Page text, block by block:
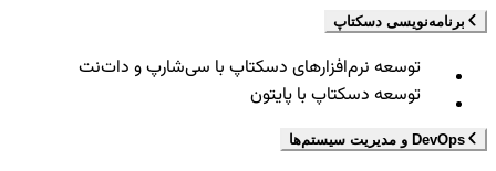
برنامه‌نویسی دسکتاپ
توسعه نرم‌افزارهای دسکتاپ با سی‌شارپ و دات‌نت
توسعه دسکتاپ با پایتون
DevOps و مدیریت سیستم‌ها